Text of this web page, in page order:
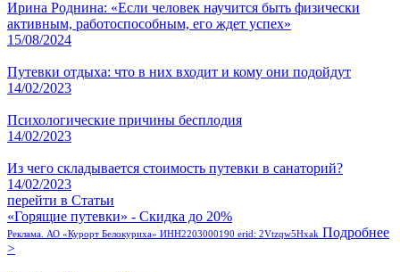
Ирина Роднина: «Если человек научится быть физически
активным, работоспособным, его ждет успех»
15/08/2024
Путевки отдыха: что в них входит и кому они подойдут
14/02/2023
Психологические причины бесплодия
14/02/2023
Из чего складывается стоимость путевки в санаторий?
14/02/2023
перейти в Статьи
«Горящие путевки» - Скидка до 20%
Реклама. АО «Курорт Белокуриха» ИНН2203000190 erid: 2Vtzqw5Hxak Подробнее
>